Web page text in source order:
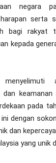
negara
serta
bagi rakyat
kepada
dan
pada
dengan
dan
yang unik